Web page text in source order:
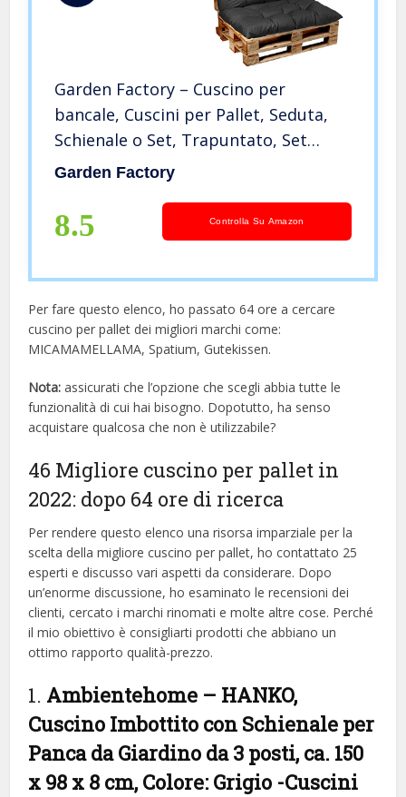
Garden Factory – Cuscino per
bancale, Cuscini per Pallet, Seduta,
Schienale o Set, Trapuntato, Set
(Seduta 120×60 + Schienale 120×40)
Garden Factory
8.5 Controlla Su Amazon
Per fare questo elenco, ho passato 64 ore a cercare
cuscino per pallet dei migliori marchi come:
MICAMAMELLAMA, Spatium, Gutekissen.
Nota: assicurati che l’opzione che scegli abbia tutte le
funzionalità di cui hai bisogno. Dopotutto, ha senso
acquistare qualcosa che non è utilizzabile?
46 Migliore cuscino per pallet in
2022: dopo 64 ore di ricerca
Per rendere questo elenco una risorsa imparziale per la
scelta della migliore cuscino per pallet, ​​ho contattato 25
esperti e discusso vari aspetti da considerare. Dopo
un’enorme discussione, ho esaminato le recensioni dei
clienti, cercato i marchi rinomati e molte altre cose. Perché
il mio obiettivo è consigliarti prodotti che abbiano un
ottimo rapporto qualità-prezzo.
1. Ambientehome – HANKO,
Cuscino Imbottito con Schienale per
Panca da Giardino da 3 posti, ca. 150
x 98 x 8 cm, Colore: Grigio -Cuscini